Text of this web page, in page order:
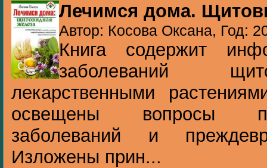
Лечимся дома.
Автор: Косова Оксана, Год:
Книга содержит
заболеваний
лекарственными
освещены вопросы
заболеваний и
Изложены прин...